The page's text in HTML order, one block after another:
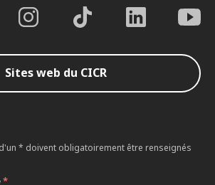
Sites web du CICR
* doivent obligatoirement être renseignés
*